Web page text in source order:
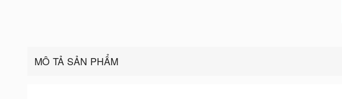
MÔ TẢ SẢN PHẨM